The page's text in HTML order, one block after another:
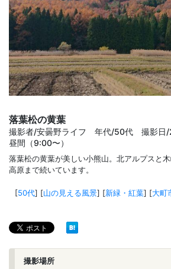
落葉松の黄葉
撮影者/安曇野ライフ 年代/50代 撮影
昼間（9:00〜）
落葉松の黄葉が美しい小熊山。北アルプスと
高原まで続いています。
[50代] [山の見える風景] [新緑・紅葉] [大町
撮影場所